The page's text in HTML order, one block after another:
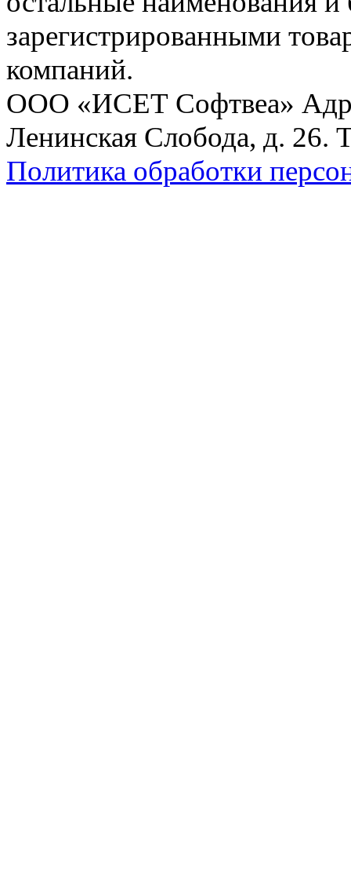
зарегистрированными
компаний.
ООО «ИСЕТ Софтвеа»
Ленинская Слобода, д. 26.
Политика обработки